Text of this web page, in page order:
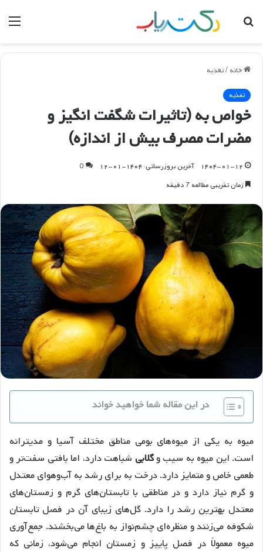
جستجو
خانه /تغذیه
تغذیه
خواص به (تاثیرات شگفت انگیز و
مضرات مصرف بیش از اندازه)
۱۴۰۴-۰۱-۱۲ آخرین بروزرسانی: ۱۴۰۴-۰۱-۱۲
0
زمان تقریبی مطالعه 7 دقیقه
در این مقاله شما خواهید خواند
میوه به یکی از میوه‌های بومی مناطق مختلف آسیا و مدیترانه
است. این میوه به سیب وگلابی شباهت دارد، اما بافتی سفت‌تر و
طعمی خاص و متمایز دارد. درخت به برای رشد به آب‌و‌هوای معتدل
و گرم نیاز دارد و در مناطقی با تابستان‌های گرم و زمستان‌های
معتدل بهترین رشد را دارد. گل‌های زیبای آن در فصل تابستان
شکوفه می‌زنند و منظره‌ای چشم‌نواز به باغ‌ها می‌بخشند. جمع‌آوری
میوه معمولاً در فصل پاییز و زمستان انجام می‌شود، زمانی که